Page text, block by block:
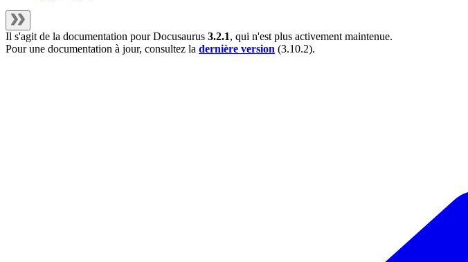
Il s'agit de la documentation pourDocusaurus 3.2.1, qui n'est plus activement maintenue.
Pour une documentation à jour, consultez la dernière version (3.10.2).